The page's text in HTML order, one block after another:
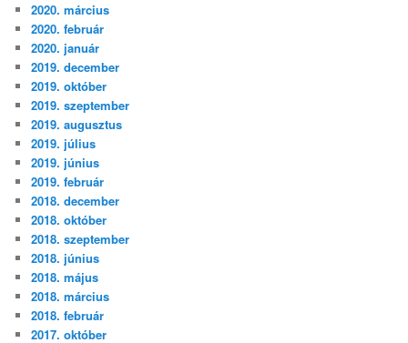
2020. március
2020. február
2020. január
2019. december
2019. október
2019. szeptember
2019. augusztus
2019. július
2019. június
2019. február
2018. december
2018. október
2018. szeptember
2018. június
2018. május
2018. március
2018. február
2017. október